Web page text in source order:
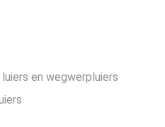
en wegwerpluiers